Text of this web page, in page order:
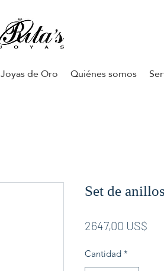
Joyas de Oro Quiénes somos
Set de
2647,00 US$
Cantidad *